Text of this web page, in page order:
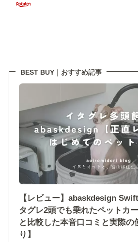
BEST BUY｜おすすめ記事
【レビュー】abaskdesign
タグレ2頭でも乗れたペットカ
と比較した本音口コミと実際の
り】